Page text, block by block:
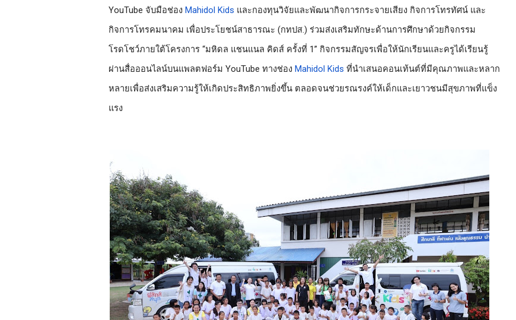
YouTube จับมือช่อง Mahidol Kids และกองทุนวิจัยและพัฒนากิจการกระจายเสียง กิจการโทรทัศน์ และ
กิจการโทรคมนาคม เพื่อประโยชน์สาธารณะ (กทปส.) ร่วมส่งเสริมทักษะด้านการศึกษาด้วยกิจกรรม
โรดโชว์ภายใต้โครงการ “มหิดล แชนแนล คิดส์ ครั้งที่ 1” กิจกรรมสัญจรเพื่อให้นักเรียนและครูได้เรียนรู้
ผ่านสื่อออนไลน์บนแพลตฟอร์ม YouTube ทางช่อง Mahidol Kids ที่นำเสนอคอนเท้นต์ที่มีคุณภาพและหลาก
หลายเพื่อส่งเสริมความรู้ให้เกิดประสิทธิภาพยิ่งขึ้น ตลอดจนช่วยรณรงค์ให้เด็กและเยาวชนมีสุขภาพที่แข็ง
แรง